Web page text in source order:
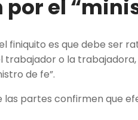
el
finiquito es que debe ser
o la
de fe”.
las partes confirmen que